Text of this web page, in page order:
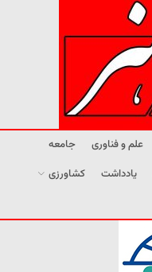
علم و فناوری
جامعه
یادداشت
کشاورزی